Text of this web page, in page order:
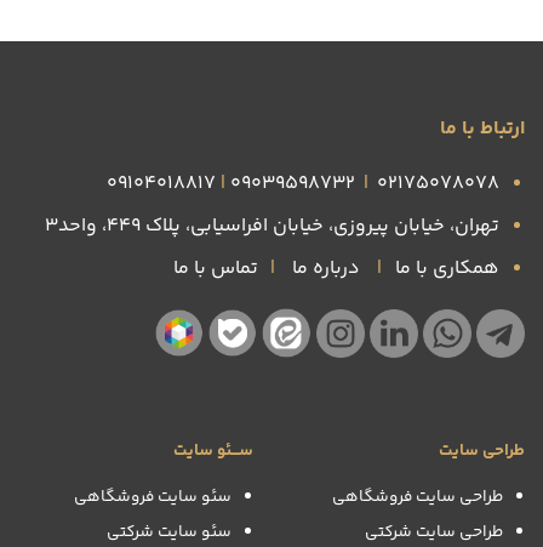
ارتباط با ما
۰۲۱۷۵۰۷۸۰۷۸ |
09039598732
|
09104018817
تهران، خیابان پیروزی، خیابان افراسیابی، پلاک ۴۴۹، واحد3
همکاری با ما | درباره ما | تماس با ما
طراحی سایت
طراحی سایت فروشگاهی
طراحی سایت شرکتی
ســـئو سایت
سئو سایت فروشگاهی
سئو سایت شرکتی